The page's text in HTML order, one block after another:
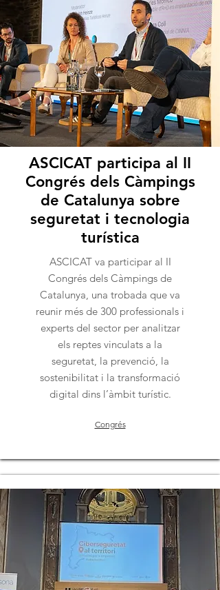
ASCICAT participa al II
Congrés dels Càmpings
de Catalunya sobre
seguretat i tecnologia
turística
ASCICAT va participar al II
Congrés dels Càmpings de
Catalunya, una trobada que va
reunir més de 300 professionals i
experts del sector per analitzar
els reptes vinculats a la
seguretat, la prevenció, la
sostenibilitat i la transformació
digital dins l’àmbit turístic.
Congrés